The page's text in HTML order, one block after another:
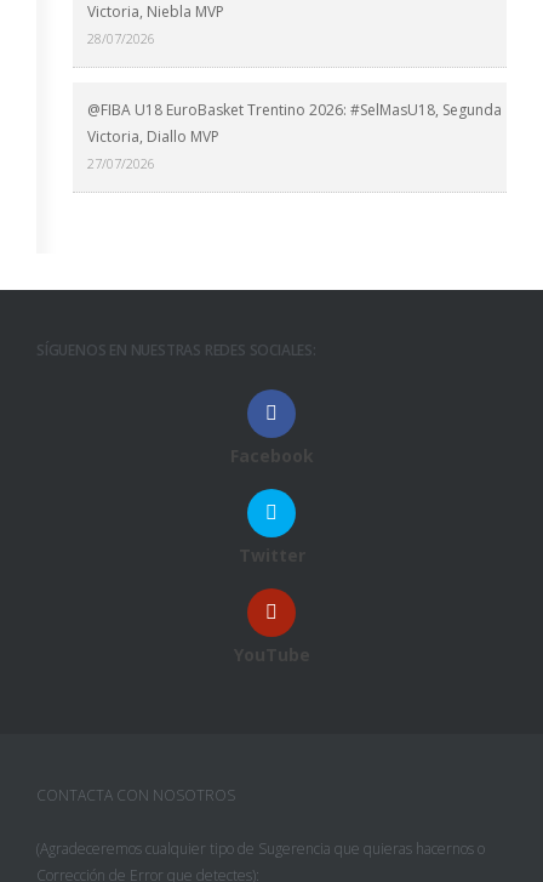
Victoria, Niebla MVP
28/07/2026
@FIBA U18 EuroBasket Trentino 2026: #SelMasU18, Segunda
Victoria, Diallo MVP
27/07/2026
SÍGUENOS EN NUESTRAS REDES SOCIALES:
Facebook
Twitter
YouTube
CONTACTA CON NOSOTROS
(Agradeceremos cualquier tipo de Sugerencia que quieras hacernos o
Corrección de Error que detectes):